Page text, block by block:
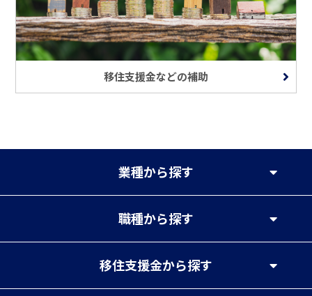
移住支援金などの補助
業種から探す
職種から探す
移住支援金から探す